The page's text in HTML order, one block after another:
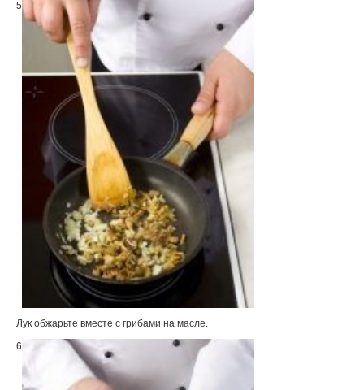
5
Лук обжарьте вместе с грибами на масле.
6